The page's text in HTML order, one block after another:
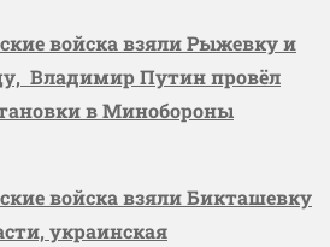
войска взяли Рыжевку и
Владимир Путин провёл
в Минобороны
войска взяли Бикташевку
украинская